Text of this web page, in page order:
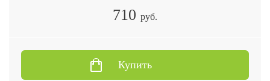
710 руб.
Купить